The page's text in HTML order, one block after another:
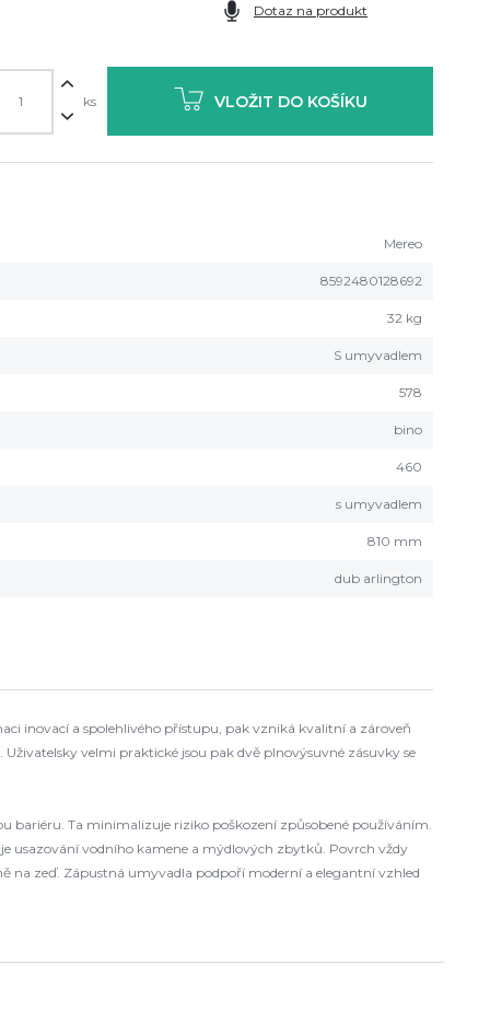
Dotaz na produkt
ks VLOŽIT DO KOŠÍKU
Mereo
8592480128692
32 kg
S umyvadlem
578
bino
460
s umyvadlem
810 mm
dub arlington
inovací a spolehlivého přístupu, pak vzniká kvalitní a zároveň
velmi praktické jsou pak dvě plnovýsuvné zásuvky se
bariéru. Ta minimalizuje riziko poškození způsobené používáním.
usazování vodního kamene a mýdlových zbytků. Povrch vždy
na zeď. Zápustná umyvadla podpoří moderní a elegantní vzhled